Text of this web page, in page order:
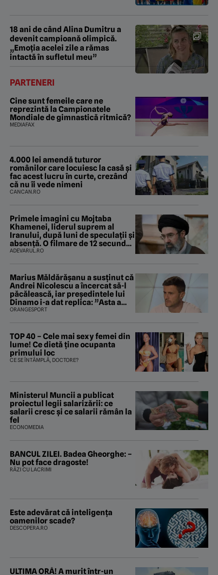
18 ani de când Alina Dumitru a
devenit campioană olimpică.
„Emoția acelei zile a rămas
intactă în sufletul meu”
PARTENERI
Cine sunt femeile care ne
reprezintă la Campionatele
Mondiale de gimnastică ritmică?
MEDIAFAX
4.000 lei amendă tuturor
românilor care locuiesc la casă și
fac acest lucru în curte, crezând
că nu îi vede nimeni
CANCAN.RO
Primele imagini cu Mojtaba
Khamenei, liderul suprem al
Iranului, după luni de speculații și
absență. O filmare de 12 secunde
ridică noi întrebări
ADEVARUL.RO
Marius Măldărăşanu a susţinut că
Andrei Nicolescu a încercat să-l
păcălească, iar preşedintele lui
Dinamo i-a dat replica: ”Asta a
fost istoria”
ORANGESPORT
TOP 40 – Cele mai sexy femei din
lume! Ce dietă ține ocupanta
primului loc
CE SE ÎNTÂMPLĂ, DOCTORE?
Ministerul Muncii a publicat
proiectul legii salarizării: ce
salarii cresc și ce salarii rămân la
fel
ECONOMEDIA
BANCUL ZILEI. Badea Gheorghe: –
Nu pot face dragoste!
RÂZI CU LACRIMI
Este adevărat că inteligența
oamenilor scade?
DESCOPERA.RO
ULTIMA ORĂ! A murit într-un